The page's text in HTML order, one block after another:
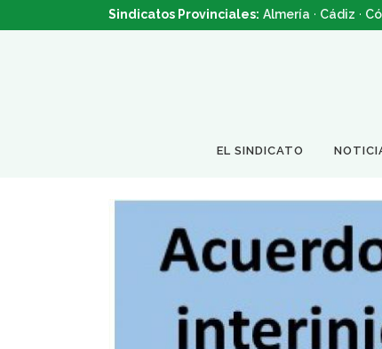
Sindicatos Provinciales: Almería · Cádiz ·
EL SINDICATO